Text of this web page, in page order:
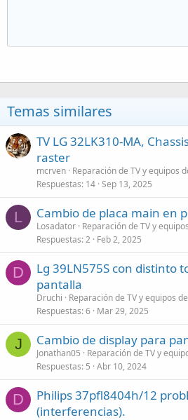
Temas similares
TV LG 32LK310-MA,
raster
mcrven Reparación de TV y equipos
Respuestas 14 Sep 13, 2025
L Cambio de placa main en
Losadator Reparación de TV y
Respuestas 2 Feb 2, 2025
D
Lg 39LN575S con distinto
pantalla
Druchi
Reparación de TV y equipos
Respuestas 6 Mar 29, 2025
J Cambio de display para
Jonathan05
Reparación de TV y
Respuestas 5 Abr 10, 2024
D
Philips 37pfl8404h/12
(interferencias).